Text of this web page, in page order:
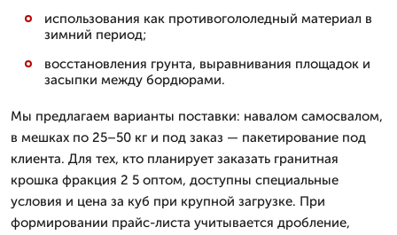
использования как противогололедный материал в
зимний период;
восстановления грунта, выравнивания площадок и
засыпки между бордюрами.
Мы предлагаем варианты поставки: навалом самосвалом,
в мешках по 25–50 кг и под заказ — пакетирование под
клиента. Для тех, кто планирует заказать гранитная
крошка фракция 2 5 оптом, доступны специальные
условия и цена за куб при крупной загрузке. При
формировании прайс-листа учитывается дробление,